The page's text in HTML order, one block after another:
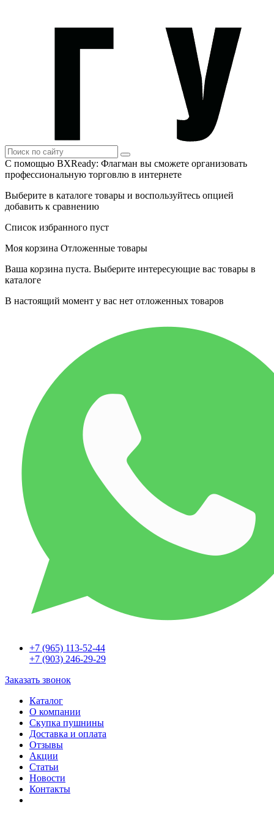
С помощью BXReady: Флагман вы сможете организовать
профессиональную торговлю в интернете
Выберите в каталоге товары и воспользуйтесь опцией
добавить к сравнению
Список избранного пуст
Моя корзина Отложенные товары
Ваша корзина пуста. Выберите интересующие вас товары в
каталоге
В настоящий момент у вас нет отложенных товаров
+7 (965) 113-52-44
+7 (903) 246-29-29
Заказать звонок
Каталог
О компании
Скупка пушнины
Доставка и оплата
Отзывы
Акции
Статьи
Новости
Контакты